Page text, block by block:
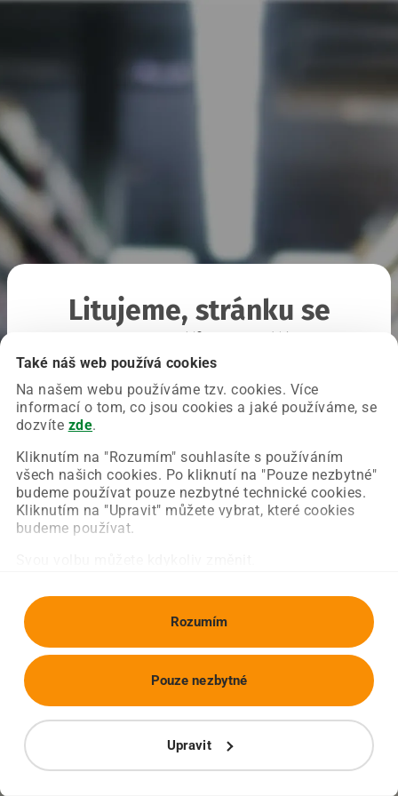
Také náš web používá cookies
Na našem webu používáme tzv. cookies. Více
informací o tom, co jsou cookies a jaké používáme, se
dozvíte zde.
Kliknutím na "Rozumím" souhlasíte s používáním
všech našich cookies. Po kliknutí na "Pouze nezbytné"
budeme používat pouze nezbytné technické cookies.
Kliknutím na "Upravit" můžete vybrat, které cookies
budeme používat.
Rozumím
Upravit
Pouze nezbytné
Litujeme, stránku se
Chyba nastala na naší straně a už ji opravujeme.
Zkuste prosím znovu načíst požadovanou stránku.
Obnovit stránku Úvodní strana